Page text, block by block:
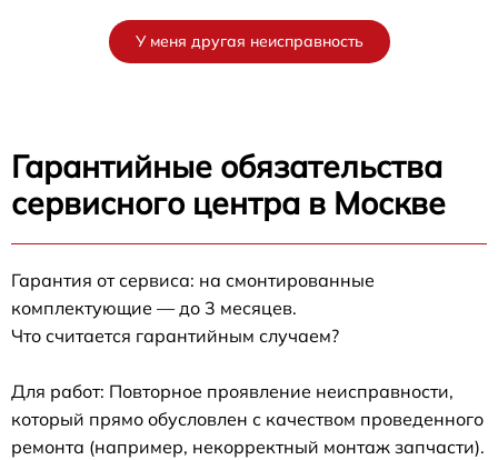
У меня другая неисправность
Гарантийные обязательства
сервисного центра в Москве
Гарантия от сервиса: на смонтированные
комплектующие — до 3 месяцев.
Что считается гарантийным случаем?
Для работ: Повторное проявление неисправности,
который прямо обусловлен с качеством проведенного
ремонта (например, некорректный монтаж запчасти).